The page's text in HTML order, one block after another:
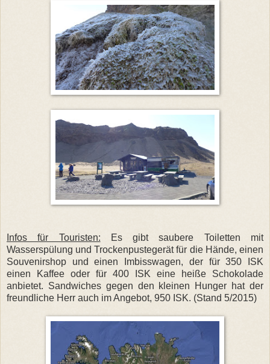
Infos für Touristen:
Es gibt saubere Toiletten mit
Wasserspülung und Trockenpustegerät für die Hände, einen
Souvenirshop und einen Imbisswagen, der für 350 ISK
einen Kaffee oder für 400 ISK eine heiße Schokolade
anbietet. Sandwiches gegen den kleinen Hunger hat der
freundliche Herr auch im Angebot, 950 ISK. (Stand 5/2015)